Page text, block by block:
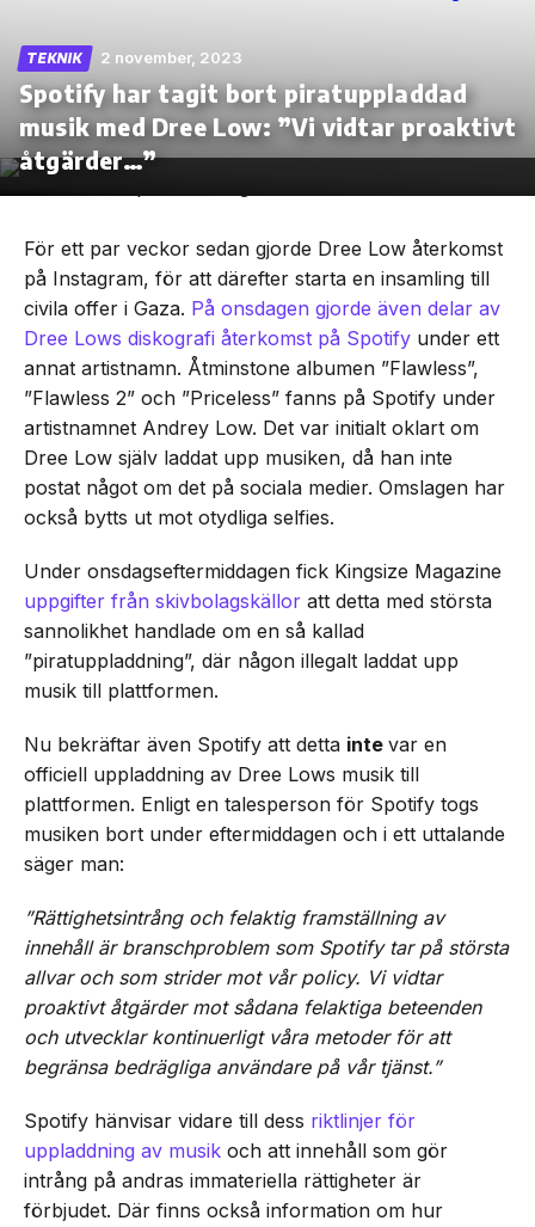
Skip
the
TEKNIK 2 november, 2023
Spotify har tagit bort piratuppladdad
musik med Dree Low: ”Vi vidtar proaktivt
åtgärder…”
För ett par veckor sedan gjorde Dree Low återkomst
på Instagram, för att därefter starta en insamling till
civila offer i Gaza. På onsdagen gjorde även delar av
Dree Lows diskografi återkomst på Spotify under ett
annat artistnamn. Åtminstone albumen ”Flawless”,
”Flawless 2” och ”Priceless” fanns på Spotify under
artistnamnet Andrey Low. Det var initialt oklart om
Dree Low själv laddat upp musiken, då han inte
postat något om det på sociala medier. Omslagen har
också bytts ut mot otydliga selfies.
Under onsdagseftermiddagen fick Kingsize Magazine
uppgifter från skivbolagskällor att detta med största
sannolikhet handlade om en så kallad
”piratuppladdning”, där någon illegalt laddat upp
musik till plattformen.
Nu bekräftar även Spotify att detta inte var en
officiell uppladdning av Dree Lows musik till
plattformen. Enligt en talesperson för Spotify togs
musiken bort under eftermiddagen och i ett uttalande
säger man:
”Rättighetsintrång och felaktig framställning av
innehåll är branschproblem som Spotify tar på största
allvar och som strider mot vår policy. Vi vidtar
proaktivt åtgärder mot sådana felaktiga beteenden
och utvecklar kontinuerligt våra metoder för att
begränsa bedrägliga användare på vår tjänst.”
Spotify hänvisar vidare till dess riktlinjer för
uppladdning av musik och att innehåll som gör
intrång på andras immateriella rättigheter är
förbjudet. Där finns också information om hur